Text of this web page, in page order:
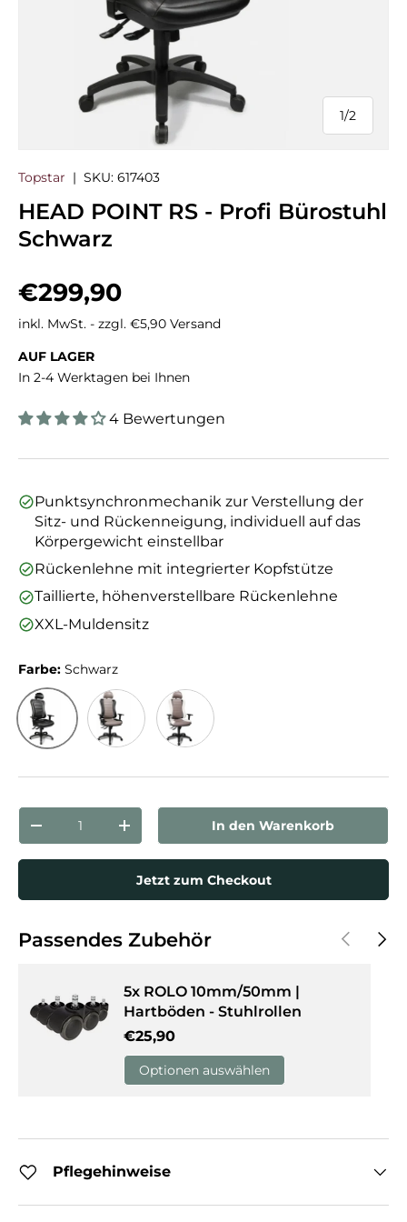
1/
von
2
Topstar | SKU: 617403
HEAD POINT RS - Profi Bürostuhl
Schwarz
Normaler Preis
€299,90
inkl. MwSt. - zzgl. €5,90 Versand
AUF LAGER
In 2-4 Werktagen bei Ihnen
4 Bewertungen
Punktsynchronmechanik zur Verstellung der
Sitz- und Rückenneigung, individuell auf das
Körpergewicht einstellbar
Rückenlehne mit integrierter Kopfstütze
Taillierte, höhenverstellbare Rückenlehne
XXL-Muldensitz
Farbe: Schwarz
Menge verringernMenge erhöhenIn den Warenkorb
Jetzt zum Checkout
Passendes Zubehör Vorherige
5x ROLO 10mm/50mm |
Hartböden - Stuhlrollen
Normaler Preis
€25,90
Optionen auswählen
Pflegehinweise